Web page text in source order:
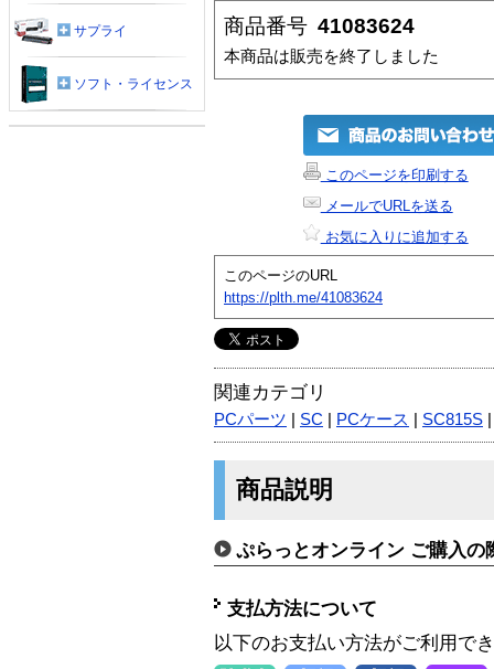
商品番号 41083624
本商品は販売を終了しました
このページを印刷する
メールでURLを送る
お気に入りに追加する
このページのURL
https://plth.me/41083624
関連カテゴリ
PCパーツ SC PCケース SC815S
商品説明
ぷらっとオンライン ご購入の
支払方法について
以下のお支払い方法がご利用で
サプライ
ソフト・ライセンス